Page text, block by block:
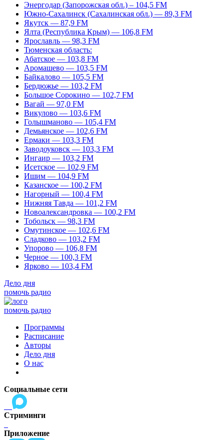
Энергодар (Запорожская обл.) – 104,5 FM
Южно-Сахалинск (Сахалинская обл.) — 89,3 FM
Якутск — 87,9 FM
Ялта (Республика Крым) — 106,8 FM
Ярославль — 98,3 FM
Тюменская область:
Абатское — 103,8 FM
Аромашево — 103,5 FM
Байкалово — 105,5 FM
Бердюжье — 103,2 FM
Большое Сорокино — 102,7 FM
Вагай — 97,0 FM
Викулово — 103,6 FM
Голышманово — 105,4 FM
Демьянское — 102,6 FM
Ермаки — 103,3 FM
Заводоуковск — 103,3 FM
Ингаир — 103,2 FM
Исетское — 102,9 FM
Ишим — 104,9 FM
Казанское — 100,2 FM
Нагорный — 100,4 FM
Нижняя Тавда — 101,2 FM
Новоалександровка — 100,2 FM
Тобольск — 98,3 FM
Омутинское — 102,6 FM
Сладково — 103,2 FM
Упорово — 106,8 FM
Черное — 100,3 FM
Ярково — 103,4 FM
Дело дня
помочь радио
помочь радио
Программы
Расписание
Авторы
Дело дня
О нас
Социальные сети
Стриминги
Приложение